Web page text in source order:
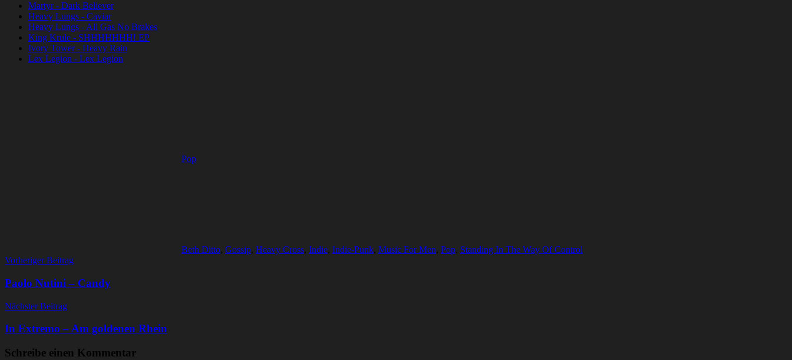
Martyr - Dark Believer
Heavy Lungs - Caviar
Heavy Lungs - All Gas No Brakes
King Krule - SHHHHHHH! EP
Ivory Tower - Heavy Rain
Lex Legion - Lex Legion
Pop
Beth Ditto, Gossip, Heavy Cross, Indie, Indie-Punk, Music For Men, Pop, Standing In The Way Of Control
Beitragsnavigation
Vorheriger Beitrag
Paolo Nutini – Candy
Nächster Beitrag
In Extremo – Am goldenen Rhein
Schreibe einen Kommentar